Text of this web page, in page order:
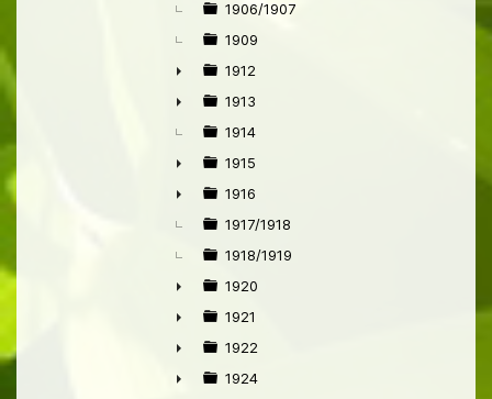
1906/1907
1909
►
1912
►
1913
1914
►
1915
►
1916
1917/1918
1918/1919
►
1920
►
1921
►
1922
1924